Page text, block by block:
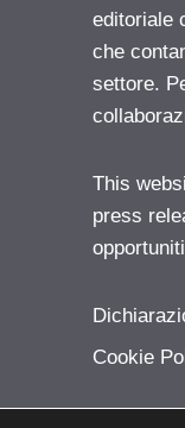
editoriale
che
settore.
This
press
Cookie